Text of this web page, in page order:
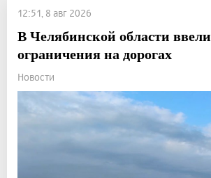
12:51, 8 авг 2026
В Челябинской области ввели
ограничения на дорогах
Новости